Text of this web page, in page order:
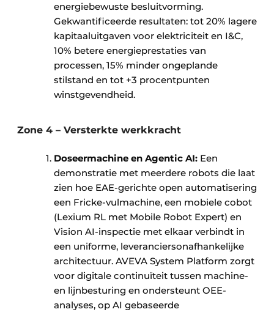
energiebewuste besluitvorming.
Gekwantificeerde resultaten: tot 20% lagere
kapitaaluitgaven voor elektriciteit en I&C,
10% betere energieprestaties van
processen, 15% minder ongeplande
stilstand en tot +3 procentpunten
winstgevendheid.
Zone 4 – Versterkte werkkracht
Doseermachine en Agentic AI: Een
demonstratie met meerdere robots die laat
zien hoe EAE-gerichte open automatisering
een Fricke-vulmachine, een mobiele cobot
(Lexium RL met Mobile Robot Expert) en
Vision AI-inspectie met elkaar verbindt in
een uniforme, leveranciersonafhankelijke
architectuur. AVEVA System Platform zorgt
voor digitale continuïteit tussen machine-
en lijnbesturing en ondersteunt OEE-
analyses, op AI gebaseerde